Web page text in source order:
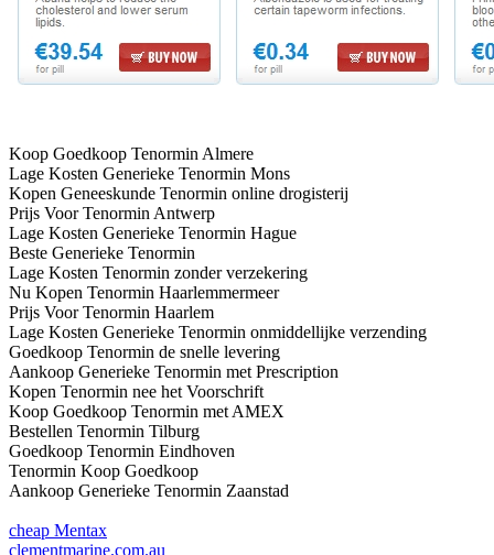
Koop Goedkoop Tenormin Almere
Lage Kosten Generieke Tenormin Mons
Kopen Geneeskunde Tenormin online drogisterij
Prijs Voor Tenormin Antwerp
Lage Kosten Generieke Tenormin Hague
Beste Generieke Tenormin
Lage Kosten Tenormin zonder verzekering
Nu Kopen Tenormin Haarlemmermeer
Prijs Voor Tenormin Haarlem
Lage Kosten Generieke Tenormin onmiddellijke verzending
Goedkoop Tenormin de snelle levering
Aankoop Generieke Tenormin met Prescription
Kopen Tenormin nee het Voorschrift
Koop Goedkoop Tenormin met AMEX
Bestellen Tenormin Tilburg
Goedkoop Tenormin Eindhoven
Tenormin Koop Goedkoop
Aankoop Generieke Tenormin Zaanstad
cheap Mentax
clementmarine.com.au